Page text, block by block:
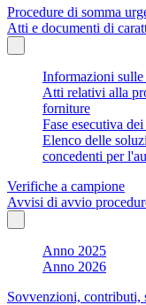
Procedure di somma
Atti e documenti di
Informazioni sulle
Atti relativi alla
forniture
Fase esecutiva
Elenco delle
concedenti per
Verifiche a campione
Avvisi di avvio
Anno 2025
Anno 2026
Sovvenzioni, contributi,